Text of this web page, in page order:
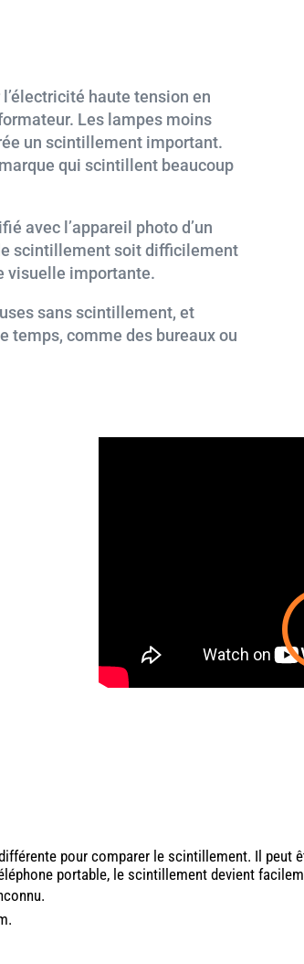
haute tension en
Les lampes moins
un scintillement important.
qui scintillent beaucoup
avec l’appareil photo d’un
scintillement soit difficilement
visuelle importante.
sans scintillement, et
temps, comme des bureaux ou
pour comparer le scintillement. Il peut
portable, le scintillement devient